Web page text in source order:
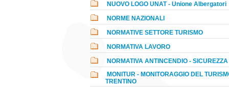
NUOVO LOGO UNAT - Unione Albergatori
NORME NAZIONALI
NORMATIVE SETTORE TURISMO
NORMATIVA LAVORO
NORMATIVA ANTINCENDIO - SICUREZZA
MONITUR - MONITORAGGIO DEL
TRENTINO